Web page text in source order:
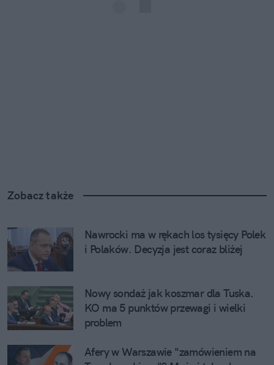
Zobacz także
Nawrocki ma w rękach los tysięcy Polek
i Polaków. Decyzja jest coraz bliżej
Nowy sondaż jak koszmar dla Tuska.
KO ma 5 punktów przewagi i wielki
problem
Afery w Warszawie "zamówieniem na